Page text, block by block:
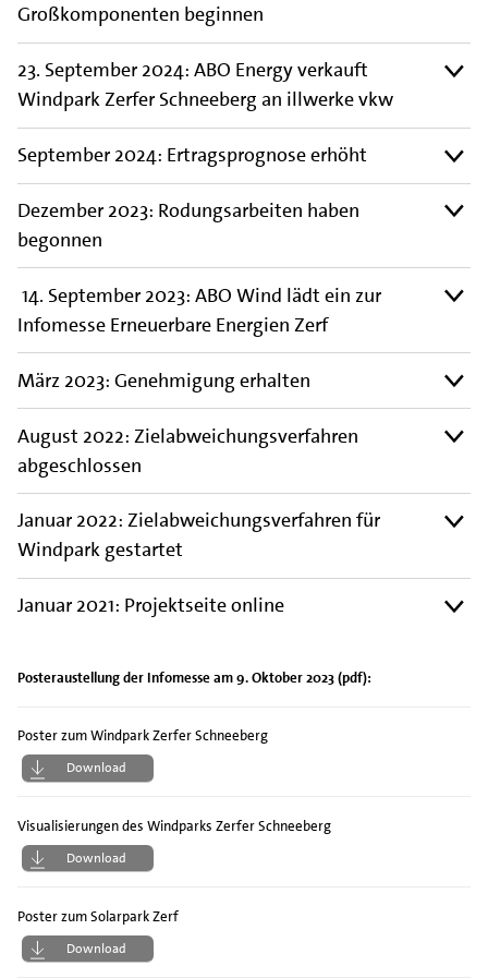
Großkomponenten beginnen
23. September 2024: ABO Energy verkauft
Windpark Zerfer Schneeberg an illwerke vkw
September 2024: Ertragsprognose erhöht
Dezember 2023: Rodungsarbeiten haben
begonnen
14. September 2023: ABO Wind lädt ein zur
Infomesse Erneuerbare Energien Zerf
März 2023: Genehmigung erhalten
August 2022: Zielabweichungsverfahren
abgeschlossen
Januar 2022: Zielabweichungsverfahren für
Windpark gestartet
Januar 2021: Projektseite online
Posteraustellung der Infomesse am 9. Oktober 2023 (pdf):
Poster zum Windpark Zerfer Schneeberg
Download
Visualisierungen des Windparks Zerfer Schneeberg
Download
Poster zum Solarpark Zerf
Download